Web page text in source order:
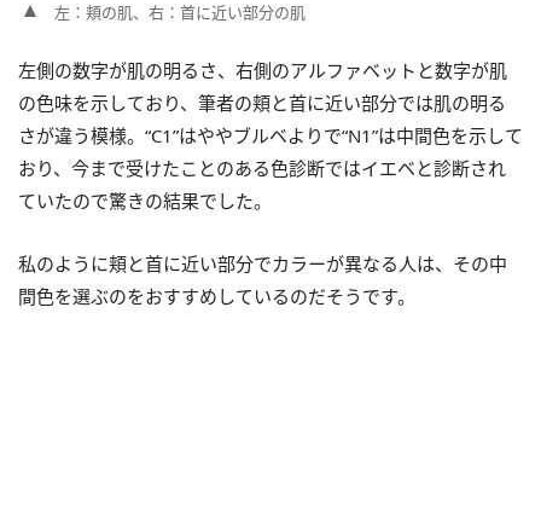
左：頬の肌、右：首に近い部分の肌
左側の数字が肌の明るさ、右側のアルファベットと数字が肌
の色味を示しており、筆者の頬と首に近い部分では肌の明る
さが違う模様。“C1”はややブルベよりで“N1”は中間色を示して
おり、今まで受けたことのある色診断ではイエベと診断され
ていたので驚きの結果でした。
私のように頬と首に近い部分でカラーが異なる人は、その中
間色を選ぶのをおすすめしているのだそうです。